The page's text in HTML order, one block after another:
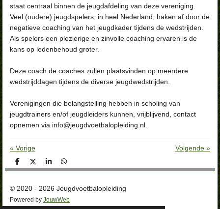
staat centraal binnen de jeugdafdeling van deze vereniging.
Veel (oudere) jeugdspelers, in heel Nederland, haken af door de
negatieve coaching van het jeugdkader tijdens de wedstrijden.
Als spelers een plezierige en zinvolle coaching ervaren is de
kans op ledenbehoud groter.
Deze coach de coaches zullen plaatsvinden op meerdere
wedstrijddagen tijdens de diverse jeugdwedstrijden.
Verenigingen die belangstelling hebben in scholing van
jeugdtrainers en/of jeugdleiders kunnen, vrijblijvend, contact
opnemen via info@jeugdvoetbalopleiding.nl.
« Vorige Volgende »
D
e
e
n
D
e
S
h
r
e
D
e
n
© 2020 - 2026 Jeugdvoetbalopleiding
Powered by JouwWeb